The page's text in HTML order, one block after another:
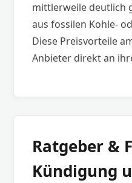
mittlerweile deutlich
aus fossilen Kohle-
Diese Preisvorteile
Anbieter direkt an
Ratgeber &
Kündigung